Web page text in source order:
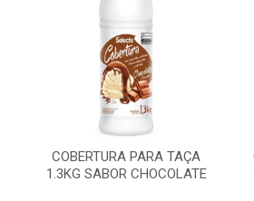
COBERTURA PARA TAÇA
1.3KG SABOR CHOCOLATE